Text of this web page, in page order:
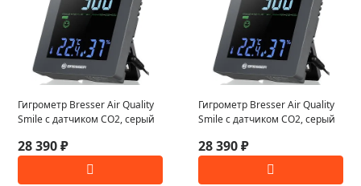
Гигрометр Bresser Air Quality
Smile с датчиком CO2, серый
28 390 ₽
Гигрометр Bresser Air Quality
Smile с датчиком CO2, серый
28 390 ₽